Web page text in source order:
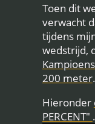
Toen dit
verwacht
tijdens
wedstrijd,
200 meter.
Hieronder
PERCENT"